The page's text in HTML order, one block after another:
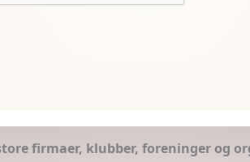
firmaer, klubber, foreninger og